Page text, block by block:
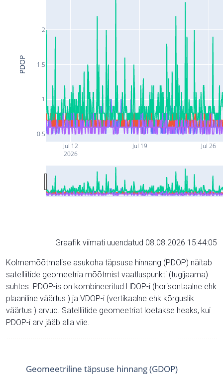
Jul 12
2026
Jul 19 Jul 26
0.5
1
1.5
2
PDOP
Graafik viimati uuendatud 08.08.2026 15:44:05
Kolmemõõtmelise asukoha täpsuse hinnang (PDOP) näitab
satelliitide geomeetria mõõtmist vaatluspunkti (tugijaama)
suhtes. PDOP-is on kombineeritud HDOP-i (horisontaalne ehk
plaaniline väärtus ) ja VDOP-i (vertikaalne ehk kõrguslik
väärtus ) arvud. Satelliitide geomeetriat loetakse heaks, kui
PDOP-i arv jääb alla viie.
Geomeetriline täpsuse hinnang (GDOP)